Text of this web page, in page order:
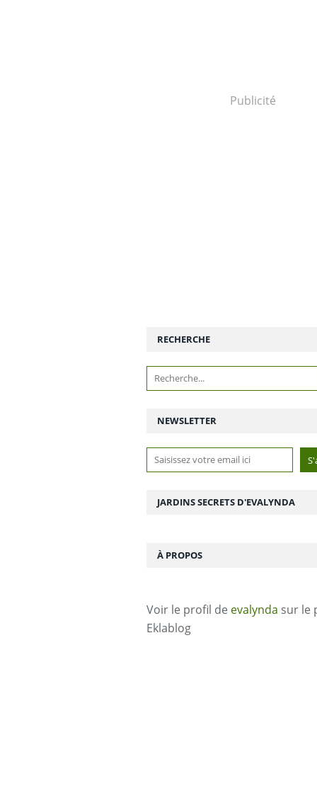
Publicité
NEWSLETTER
RECHERCHE
JARDINS SECRETS D'EVALYNDA
À PROPOS
Voir le profil de evalynda sur le
Eklablog